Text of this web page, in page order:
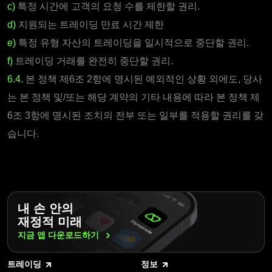
c) 특정 시간에 고객의 요청 수를 제한할 권리.
d) 지원되는 트레이딩 만료 시간 제한
e) 특정 유형 자산의 트레이딩을 일시적으로 중단할 권리.
f) 트레이딩 거래를 완전히 중단할 권리.
6.4. 본 정책 제6조 2항에 명시된 예외적인 상황 외에도, 당사
는 본 정책 및/또는 해당 계약의 기타 내용에 따라 본 정책 제
6조 3항에 명시된 조치의 전부 또는 일부를 적용할 권리를 갖
습니다.
내 손 안의
재정적 미래
지금 앱 다운로드하기
트레이딩 정보